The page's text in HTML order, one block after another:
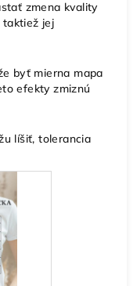
zmena kvality
taktiež jej
byť mierna mapa
efekty zmiznú
líšiť, tolerancia